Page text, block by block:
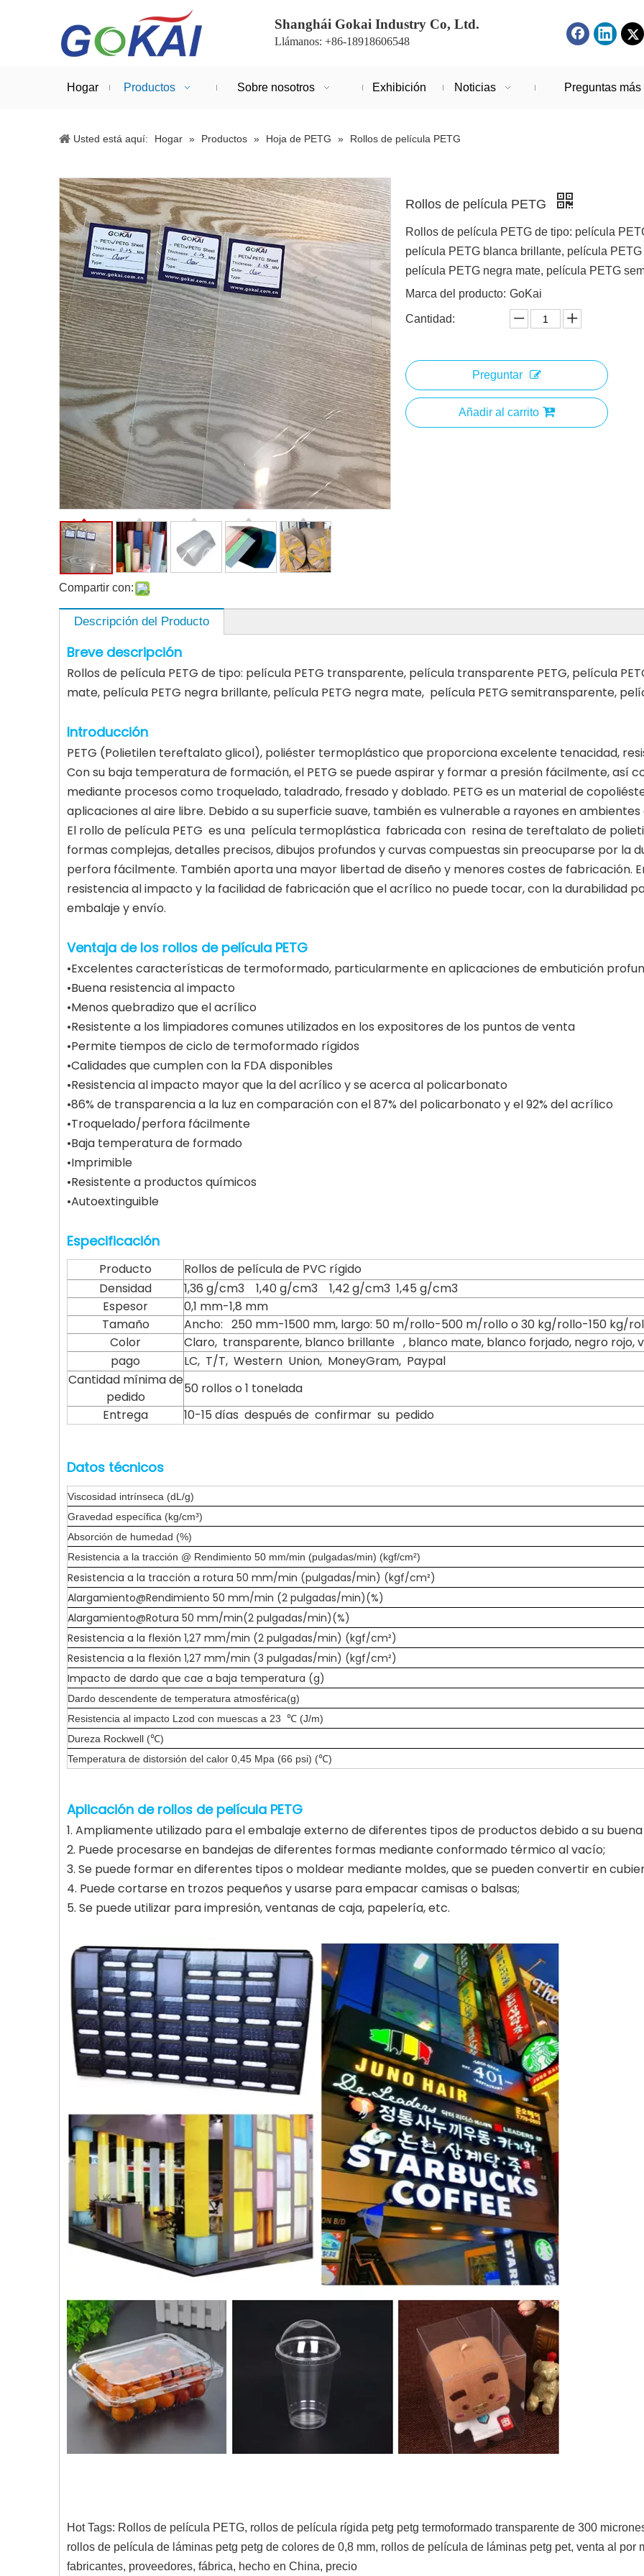
Shanghái Gokai Industry Co, Ltd.
Llámanos: +86-18918606548
Hogar Productos Sobre nosotros Exhibición Noticias Preguntas
Usted está aquí: Hogar » Productos » Hoja de PETG » Rollos de película PETG
Compartir con:
Rollos de película PETG
Rollos de película PETG de tipo: película
película PETG blanca brillante, película
película PETG negra mate, película PETG
Marca del producto: GoKai
Cantidad:
Preguntar
Añadir al carrito
Descripción del Producto
Breve descripción
Rollos de película PETG de tipo: película PETG transparente, película transparente PETG, película
mate, película PETG negra brillante, película PETG negra mate, película PETG semitransparente,
Introducción
PETG (Polietilen tereftalato glicol), poliéster termoplástico que proporciona excelente tenacidad,
Con su baja temperatura de formación, el PETG se puede aspirar y formar a presión fácilmente, así
mediante procesos como troquelado, taladrado, fresado y doblado. PETG es un material de
aplicaciones al aire libre. Debido a su superficie suave, también es vulnerable a rayones en
El rollo de película PETG es una película termoplástica fabricada con resina de tereftalato de
formas complejas, detalles precisos, dibujos profundos y curvas compuestas sin preocuparse por la
perfora fácilmente. También aporta una mayor libertad de diseño y menores costes de fabricación.
resistencia al impacto y la facilidad de fabricación que el acrílico no puede tocar, con la durabilidad
embalaje y envío.
Ventaja de los rollos de película PETG
•Excelentes características de termoformado, particularmente en aplicaciones de embutición
•Buena resistencia al impacto
•Menos quebradizo que el acrílico
•Resistente a los limpiadores comunes utilizados en los expositores de los puntos de venta
•Permite tiempos de ciclo de termoformado rígidos
•Calidades que cumplen con la FDA disponibles
•Resistencia al impacto mayor que la del acrílico y se acerca al policarbonato
•86% de transparencia a la luz en comparación con el 87% del policarbonato y el 92% del acrílico
•Troquelado/perfora fácilmente
•Baja temperatura de formado
•Imprimible
•Resistente a productos químicos
•Autoextinguible
Especificación
Producto
Rollos de película de PVC rígido
Densidad
1,36 g/cm3 1,40 g/cm3 1,42 g/cm3 1,45 g/cm3
Espesor
0,1 mm-1,8 mm
Tamaño
Ancho: 250 mm-1500 mm, largo: 50 m/rollo-500 m/rollo o 30 kg/rollo-150 kg/
Color
Claro, transparente, blanco brillante , blanco mate, blanco forjado, negro rojo,
pago
LC, T/T, Western Union, MoneyGram, Paypal
Cantidad mínima de
pedido
50 rollos o 1 tonelada
Entrega
10-15 días después de confirmar su pedido
Datos técnicos
Viscosidad intrínseca (dL/g)
Gravedad específica (kg/cm³)
Absorción de humedad (%)
Resistencia a la tracción @ Rendimiento 50 mm/min (pulgadas/min) (kgf/cm²)
Resistencia a la tracción a rotura 50 mm/min (pulgadas/min) (kgf/cm²)
Alargamiento@Rendimiento 50 mm/min (2 pulgadas/min)(%)
Alargamiento@Rotura 50 mm/min(2 pulgadas/min)(%)
Resistencia a la flexión 1,27 mm/min (2 pulgadas/min) (kgf/cm²)
Resistencia a la flexión 1,27 mm/min (3 pulgadas/min) (kgf/cm²)
Impacto de dardo que cae a baja temperatura (g)
Dardo descendente de temperatura atmosférica(g)
Resistencia al impacto Lzod con muescas a 23 ℃ (J/m)
Dureza Rockwell (℃)
Temperatura de distorsión del calor 0,45 Mpa (66 psi) (℃)
Aplicación de rollos de película PETG
1. Ampliamente utilizado para el embalaje externo de diferentes tipos de productos debido a su
2. Puede procesarse en bandejas de diferentes formas mediante conformado térmico al vacío;
3. Se puede formar en diferentes tipos o moldear mediante moldes, que se pueden convertir en
4. Puede cortarse en trozos pequeños y usarse para empacar camisas o balsas;
5. Se puede utilizar para impresión, ventanas de caja, papelería, etc.
Hot Tags: Rollos de película PETG, rollos de película rígida petg petg termoformado transparente de 300
rollos de película de láminas petg petg de colores de 0,8 mm, rollos de película de láminas petg pet, venta al por
fabricantes, proveedores, fábrica, hecho en China, precio